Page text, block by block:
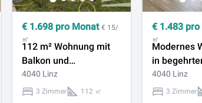
€ 1.698 pro Monat€ 15/
㎡
112 m² Wohnung mit
Balkon und
Gartennutzung direkt
am Pöstlingberg -
4040 Linz
3 Zimmer 112 ㎡
€ 1.483pro
㎡
Modernes
in
Zimmer-
mit
4040 Linz
3 Zimmer